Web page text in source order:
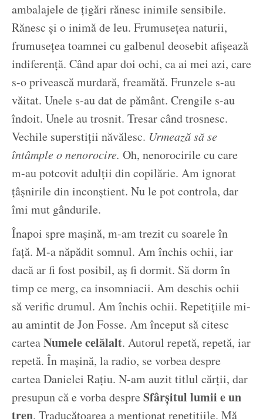
ambalajele de țigări rănesc inimile sensibile.
Rănesc și o inimă de leu. Frumusețea naturii,
frumusețea toamnei cu galbenul deosebit afișează
indiferență. Când apar doi ochi, ca ai mei azi, care
s-o privească murdară, freamătă. Frunzele s-au
văitat. Unele s-au dat de pământ. Crengile s-au
îndoit. Unele au trosnit. Tresar când trosnesc.
Vechile superstiții năvălesc. Urmează să se
întâmple o nenorocire. Oh, nenorocirile cu care
m-au potcovit adulții din copilărie. Am ignorat
țâșnirile din inconștient. Nu le pot controla, dar
îmi mut gândurile.
Înapoi spre mașină, m-am trezit cu soarele în
față. M-a năpădit somnul. Am închis ochii, iar
dacă ar fi fost posibil, aș fi dormit. Să dorm în
timp ce merg, ca insomniacii. Am deschis ochii
să verific drumul. Am închis ochii. Repetițiile mi-
au amintit de Jon Fosse. Am început să citesc
carteaNumele celălalt. Autorul repetă, repetă, iar
repetă. În mașină, la radio, se vorbea despre
cartea Danielei Rațiu. N-am auzit titlul cărții, dar
presupun că e vorba despre Sfârșitul lumii e un
tren. Traducătoarea a menționat repetițiile. Mă